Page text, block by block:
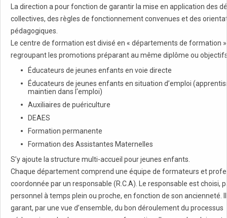
La direction a pour fonction de garantir la mise en application des
collectives, des règles de fonctionnement convenues et des
pédagogiques.
Le centre de formation est divisé en « départements de formation
regroupant les promotions préparant au même diplôme ou
Éducateurs de jeunes enfants en voie directe
Éducateurs de jeunes enfants en situation d’emploi
maintien dans l'emploi)
Auxiliaires de puériculture
DEAES
Formation permanente
Formation des Assistantes Maternelles
S’y ajoute la structure multi-accueil pour jeunes enfants.
Chaque département comprend une équipe de formateurs et
coordonnée par un responsable (R.C.A). Le responsable est choisi,
personnel à temps plein ou proche, en fonction de son ancienneté.
garant, par une vue d’ensemble, du bon déroulement du processus